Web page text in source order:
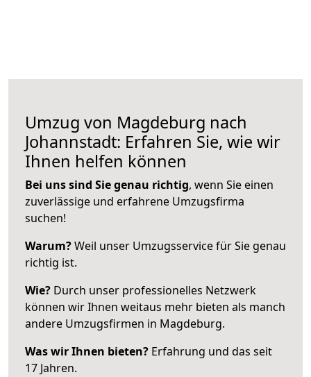
Umzug von Magdeburg nach
Johannstadt: Erfahren Sie, wie wir
Ihnen helfen können
Bei uns sind Sie genau richtig, wenn Sie einen
zuverlässige und erfahrene Umzugsfirma
suchen!
Warum?Weil unser Umzugsservice für Sie genau
richtig ist.
Wie? Durch unser professionelles Netzwerk
können wir Ihnen weitaus mehr bieten als manch
andere Umzugsfirmen in Magdeburg.
Was wir Ihnen bieten? Erfahrung und das seit
17 Jahren.